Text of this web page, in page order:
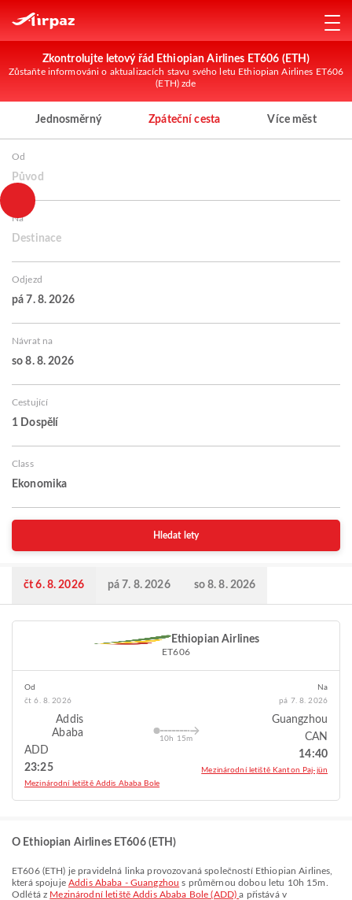
Zkontrolujte letový řád Ethiopian Airlines ET606 (ETH)
Zůstaňte informováni o aktualizacích stavu svého letu Ethiopian Airlines ET606
(ETH) zde
Jednosměrný Zpáteční cesta Více měst
Od
Původ
Na
Destinace
Odjezd
pá 7. 8. 2026
Návrat na
so 8. 8. 2026
Cestující
1 Dospělí
Class
Ekonomika
Hledat lety
čt 6. 8. 2026 pá 7. 8. 2026 so 8. 8. 2026
Ethiopian Airlines
ET606
Od
čt 6. 8. 2026
Addis
Ababa
ADD
23:25
Mezinárodní letiště Addis Ababa Bole
10h 15m
Na
pá 7. 8. 2026
Guangzhou
CAN
14:40
Mezinárodní letiště Kanton Paj-jün
O Ethiopian Airlines ET606 (ETH)
ET606(ETH) je pravidelná linka provozovaná společností Ethiopian Airlines
která spojuje Addis Ababa - Guangzhou s průměrnou dobou letu 10h 15m
Odlétá z Mezinárodní letiště Addis Ababa Bole (ADD)a přistává v